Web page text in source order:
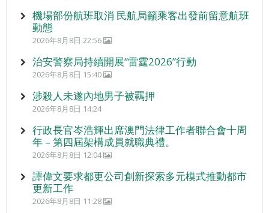
機場部份航班取消 民航局籲乘客出發前留意航班
動態
2026年8月8日 22:56
治安警察局持續開展“雷霆2026”行動
2026年8月8日 15:40
涉殺人未遂內地男子被羈押
2026年8月8日 14:24
行政長官岑浩輝出席澳門法律工作者聯合會十周
年 – 第四屆架構成員就職典禮。
2026年8月8日 12:04
譚偉文要求都更公司創新探索多元模式推動都市
更新工作
2026年8月8日 11:28